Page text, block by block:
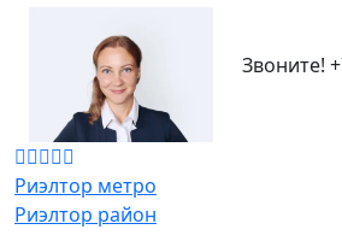
Звоните!
Риэлтор метро
Риэлтор район